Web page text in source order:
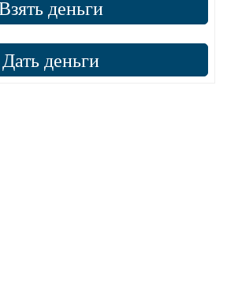
деньги
Дать деньги